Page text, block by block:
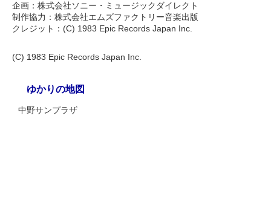
企画：株式会社ソニー・ミュージックダイレクト
制作協力：株式会社エムズファクトリー音楽出版
クレジット：(C) 1983 Epic Records Japan Inc.
(C) 1983 Epic Records Japan Inc.
ゆかりの地図
中野サンプラザ